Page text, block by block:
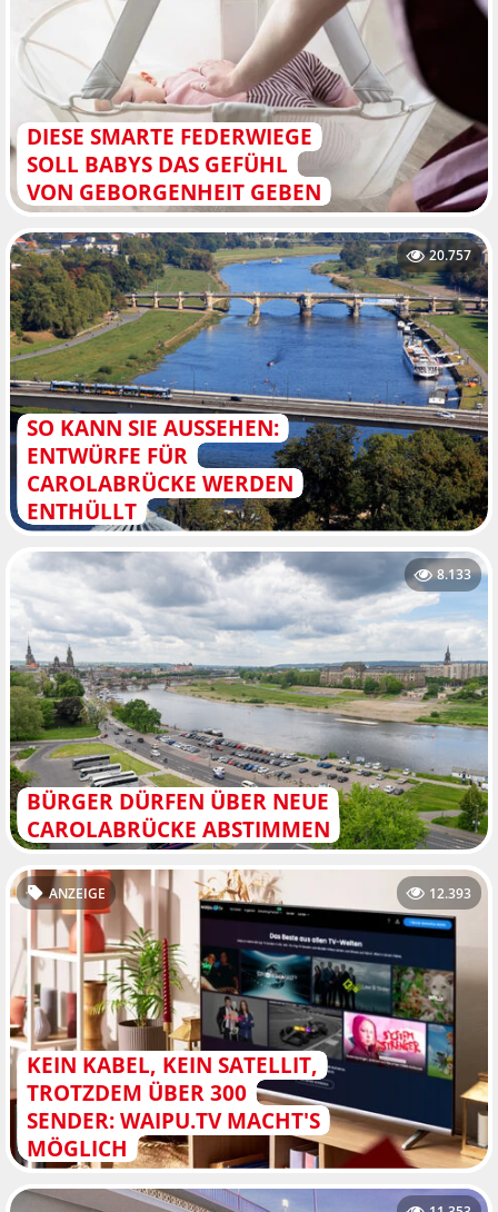
DIESE SMARTE FEDERWIEGE
SOLL BABYS DAS GEFÜHL
VON GEBORGENHEIT GEBEN
SO KANN SIE AUSSEHEN:
ENTWÜRFE FÜR
CAROLABRÜCKE WERDEN
ENTHÜLLT
20.757
BÜRGER DÜRFEN ÜBER NEUE
CAROLABRÜCKE ABSTIMMEN
8.133
KEIN KABEL, KEIN SATELLIT,
TROTZDEM ÜBER 300
SENDER: WAIPU.TV MACHT'S
MÖGLICH
ANZEIGE 12.393